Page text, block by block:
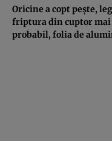
Oricine a copt pește,
friptura din cuptor mai
probabil, folia de